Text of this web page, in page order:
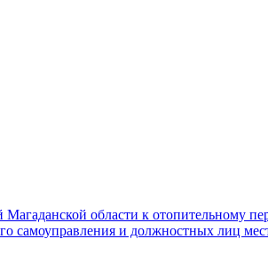
области к отопительному
самоуправления и должностных лиц